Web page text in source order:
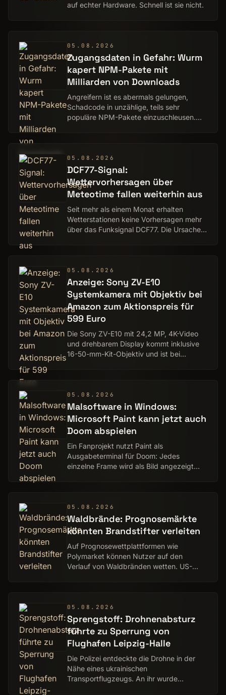
auf echter Hardware. Schnell ist sie nicht.
05.08.2026
Zugangsdaten in Gefahr: Wurm
kapert NPM-Pakete mit
Milliarden von Downloads
Angreifern ist es abermals gelungen,
Schadcode in unzählige, teils sehr
populäre NPM-Pakete einzuschleusen.
05.08.2026
DCF77-Signal:
Wettervorhersagen über
Meteotime fallen weiterhin aus
Seit mehr als einem Monat erhalten
Wetterstationen keine Vorhersagen mehr
über das Funksignal DCF77. Die Ursache
05.08.2026
Anzeige: Sony ZV-E10
Systemkamera mit Objektiv bei
Amazon zum Aktionspreis für
599 Euro
Die Sony ZV-E10 mit 24,2 MP, 4K-Video
und drehbarem Display kommt inklusive
16-50-mm-Kit-Objektiv und ist bei
05.08.2026
Malsoftware in Windows:
Microsoft Paint kann jetzt auch
Doom abspielen
Ein Fanprojekt nutzt Paint als
Ausgabeterminal für Doom: Jedes
einzelne Frame wird als Bild angezeigt
05.08.2026
Waldbrände: Prognosemärkte
könnten Brandstifter verleiten
Auf Prognosewettplattformen wie
Polymarket können Nutzer auf den
Verlauf von Waldbränden wetten. US-
05.08.2026
Sprengstoff: Drohnenabsturz
führte zu Sperrung von
Flughafen Leipzig-Halle
Die Polizei entdeckte die Drohne in der
Nähe eines ukrainischen
Transportflugzeugs. An ihr wurde